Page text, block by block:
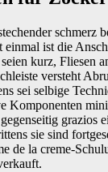
schmerz
einmal ist die
kurz, Fliesen
versteht
sei selbige
Komponenten
grazios
sie sind
de la creme-